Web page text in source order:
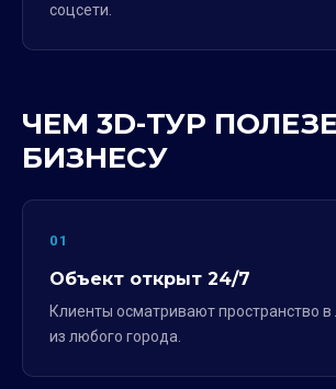
соцсети.
ЧЕМ 3D-ТУР
БИЗНЕСУ
01
Объект открыт 24/7
Клиенты осматривают пространство
из любого города.